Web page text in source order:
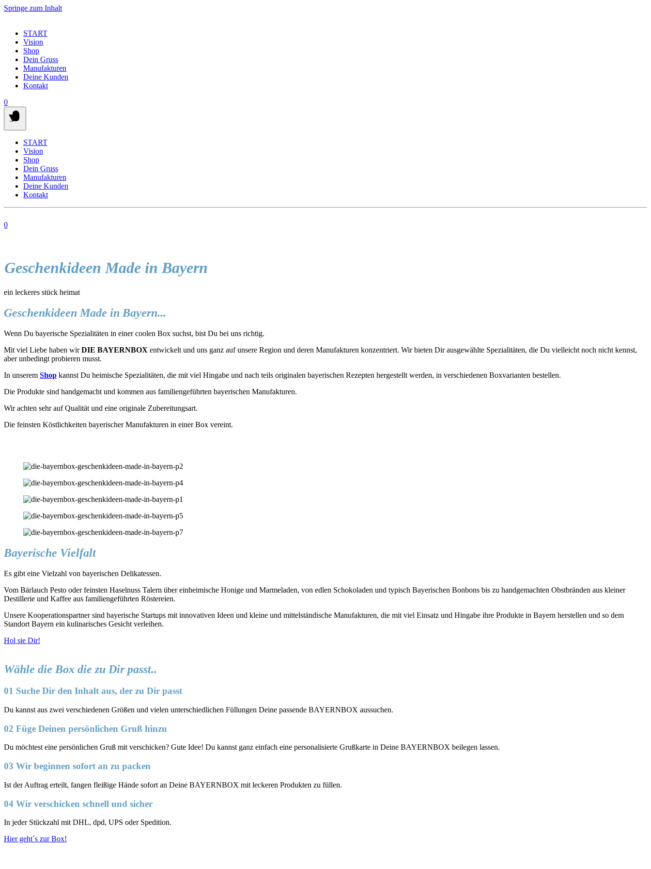
Springe zum Inhalt
START
Vision
Shop
Dein Gruss
Manufakturen
Deine Kunden
Kontakt
0
START
Vision
Shop
Dein Gruss
Manufakturen
Deine Kunden
Kontakt
0
Geschenkideen Made in Bayern
ein leckeres stück heimat
Geschenkideen Made in Bayern...
Wenn Du bayerische Spezialitäten in einer coolen Box suchst, bist Du bei uns richtig.
Mit viel Liebe haben wirDIE BAYERNBOX entwickelt und uns ganz auf unsere Region und deren Manufakturen konzentriert. Wir bieten Dir ausgewählte Spezialitäten, die Du vielleicht noch nicht kennst,
aber unbedingt probieren musst.
In unserem Shop kannst Du heimische Spezialitäten, die mit viel Hingabe und nach teils originalen bayerischen Rezepten hergestellt werden, in verschiedenen Boxvarianten bestellen.
Die Produkte sind handgemacht und kommen aus familiengeführten bayerischen Manufakturen.
Wir achten sehr auf Qualität und eine originale Zubereitungsart.
Die feinsten Köstlichkeiten bayerischer Manufakturen in einer Box vereint.
Bayerische Vielfalt
Es gibt eine Vielzahl von bayerischen Delikatessen.
Vom Bärlauch Pesto oder feinsten Haselnuss Talern über einheimische Honige und Marmeladen, von edlen Schokoladen und typisch Bayerischen Bonbons bis zu handgemachten Obstbränden aus kleiner
Destillerie und Kaffee aus familiengeführten Röstereien.
Unsere Kooperationspartner sind bayerische Startups mit innovativen Ideen und kleine und mittelständische Manufakturen, die mit viel Einsatz und Hingabe ihre Produkte in Bayern herstellen und so dem
Standort Bayern ein kulinarisches Gesicht verleihen.
Hol sie Dir!
Wähle die Box die zu Dir passt..
01 Suche Dir den Inhalt aus, der zu Dir passt
Du kannst aus zwei verschiedenen Größen und vielen unterschiedlichen Füllungen Deine passende BAYERNBOX aussuchen.
02 Füge Deinen persönlichen Gruß hinzu
Du möchtest eine persönlichen Gruß mit verschicken? Gute Idee! Du kannst ganz einfach eine personalisierte Grußkarte in Deine BAYERNBOX beilegen lassen.
03 Wir beginnen sofort an zu packen
Ist der Auftrag erteilt, fangen fleißige Hände sofort an Deine BAYERNBOX mit leckeren Produkten zu füllen.
04 Wir verschicken schnell und sicher
In jeder Stückzahl mit DHL, dpd, UPS oder Spedition.
Hier geht´s zur Box!